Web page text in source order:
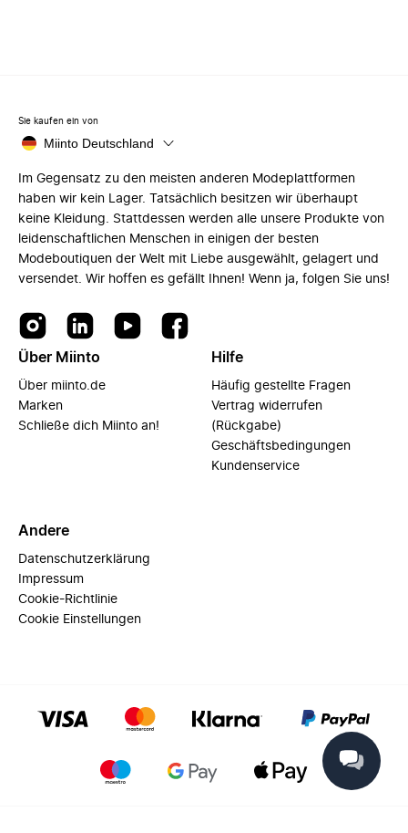
Sie kaufen ein von
Miinto Deutschland
Im Gegensatz zu den meisten anderen Modeplattformen
haben wir kein Lager. Tatsächlich besitzen wir überhaupt
keine Kleidung. Stattdessen werden alle unsere Produkte von
leidenschaftlichen Menschen in einigen der besten
Modeboutiquen der Welt mit Liebe ausgewählt, gelagert und
versendet. Wir hoffen es gefällt Ihnen! Wenn ja, folgen Sie uns!
Über Miinto
Über miinto.de
Marken
Schließe dich Miinto an!
Hilfe
Häufig gestellte Fragen
Vertrag widerrufen
(Rückgabe)
Geschäftsbedingungen
Kundenservice
Andere
Datenschutzerklärung
Impressum
Cookie-Richtlinie
Cookie Einstellungen